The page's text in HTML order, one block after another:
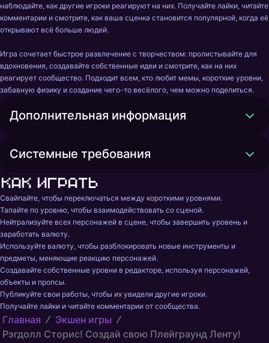
наблюдайте, как другие игроки реагируют на них. Получайте лайки, читайте
комментарии и смотрите, как ваша сценка становится популярной, когда её
открывают всё больше людей.
Игра сочетает быстрое развлечение с творчеством: пролистывайте для
вдохновения, создавайте собственные идеи и смотрите, как на них
реагирует сообщество. Подходит всем, кто любит мемы, короткие уровни,
забавную физику и создание чего-то весёлого, чем можно поделиться.
Дополнительная информация
Системные требования
Как играть
Свайпайте, чтобы переключаться между короткими уровнями.
Тапайте по уровню, чтобы взаимодействовать со сценой.
Нейтрализуйте всех персонажей в сцене, чтобы завершить уровень и
заработать валюту.
Используйте валюту, чтобы разблокировать новые инструменты и
предметы, меняющие реакцию персонажей.
Создавайте собственные уровни в редакторе, используя персонажей,
объекты и пропсы.
Публикуйте свои работы, чтобы их увидели другие игроки.
Получайте лайки и читайте комментарии от сообщества.
Главная
Экшен игры
Рэгдолл Сторис! Создай свою Плейграунд Ленту!